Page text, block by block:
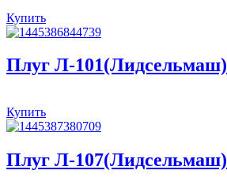
Купить
Плуг Л-101(Лидсельмаш)
Купить
Плуг Л-107(Лидсельмаш)